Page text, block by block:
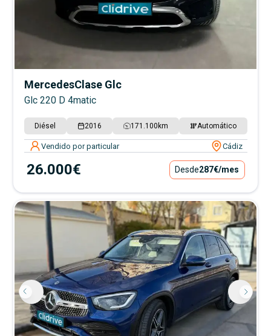
MercedesClase Glc
Glc 220 D 4matic
Diésel 2016 171.100 km Automático
Vendido por particular Cádiz
26.000€ Desde287€/mes